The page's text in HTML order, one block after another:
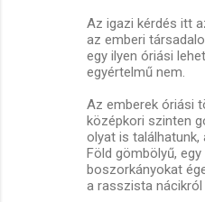
Az igazi kérdés itt
az emberi
egy ilyen óriási
egyértelmű nem.
Az emberek óriási
középkori szinten
olyat is találhatunk,
Föld gömbölyű,
boszorkányokat
a rasszista